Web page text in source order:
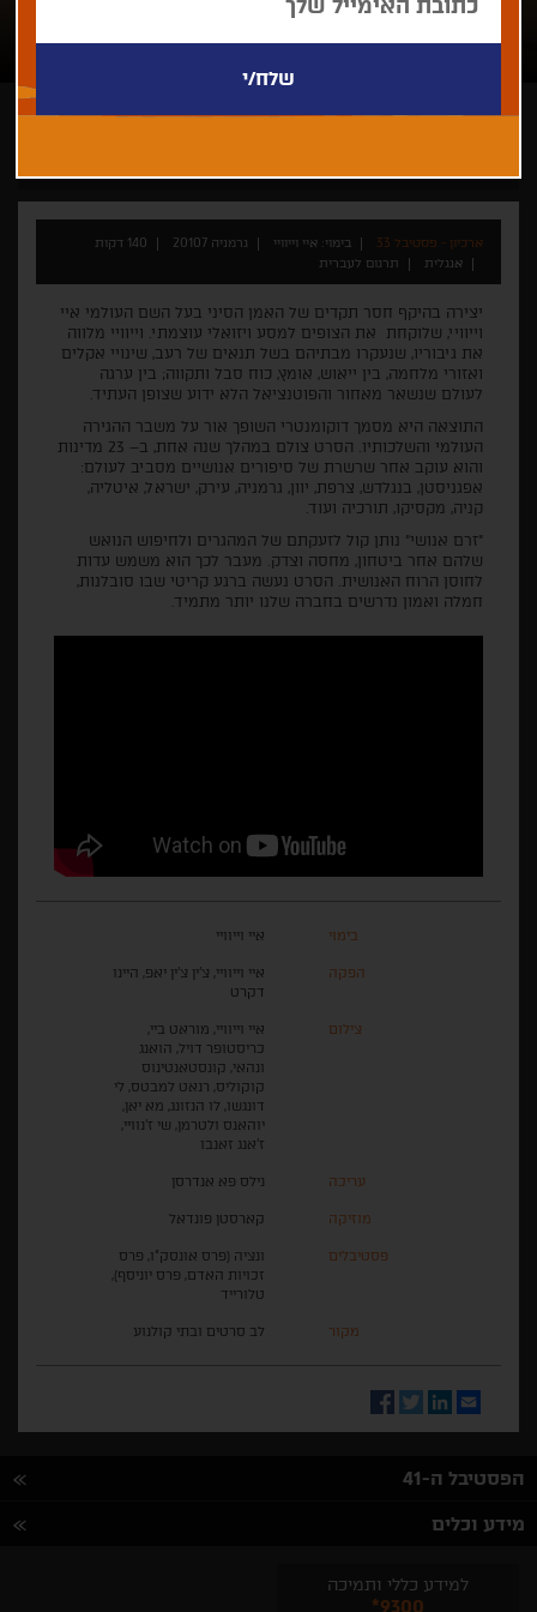
ארכיון - פסטיבל 33 בימוי: איי וייוויי גרמניה 20107
140 דקות
אנגלית
תרגום לעברית
יצירה בהיקף חסר תקדים של האמן הסיני בעל השם העולמי איי
וייוויי, שלוקחת את הצופים למסע ויזואלי עוצמתי. וייוויי מלווה
את גיבוריו, שנעקרו מבתיהם בשל תנאים של רעב, שינויי אקלים
ואזורי מלחמה, בין ייאוש, אומץ, כוח סבל ותקווה; בין ערגה
לעולם שנשאר מאחור והפוטנציאל הלא ידוע שצופן העתיד.
התוצאה היא מסמך דוקומנטרי השופך אור על משבר ההגירה
העולמי והשלכותיו. הסרט צולם במהלך שנה אחת, ב– 23 מדינות
והוא עוקב אחר שרשרת של סיפורים אנושיים מסביב לעולם:
אפגניסטן, בנגלדש, צרפת, יוון, גרמניה, עירק, ישראל, איטליה,
קניה, מקסיקו, תורכיה ועוד.
"זרם אנושי" נותן קול לזעקתם של המהגרים ולחיפוש הנואש
שלהם אחר ביטחון, מחסה וצדק. מעבר לכך הוא משמש עדות
לחוסן הרוח האנושית. הסרט נעשה ברגע קריטי שבו סובלנות,
חמלה ואמון נדרשים בחברה שלנו יותר מתמיד.
בימוי איי וייוויי
הפקה
איי וייוויי, צ'ין צ'ין יאפ, היינו
דקרט
צילום
איי וייוויי, מוראט ביי,
כריסטופר דויל, הואנג
ונהאי, קונסטאנטינוס
קוקוליס, רנאט למבטס, לי
דונגשו, לו הנזונג, מא יאן,
יוהאנס ולטרמן, שי ז'נוויי,
ז'אנג זאנבו
עריכה נילס פא אנדרסן
מוזיקה קארסטן פונדאל
פסטיבלים
ונציה (פרס אונסק"ו, פרס
זכויות האדם, פרס יוניסף),
טלורייד
מקור לב סרטים ובתי קולנוע
Email
LinkedIn
Twitter
Facebook
הפסטיבל ה-41
מידע וכלים
למידע כללי ותמיכה
*9300